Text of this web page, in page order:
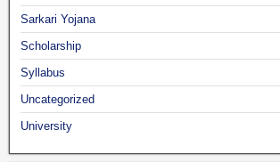
Sarkari Yojana
Scholarship
Syllabus
Uncategorized
University